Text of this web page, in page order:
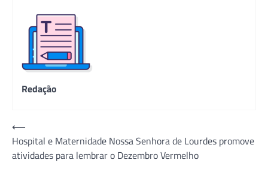
Redação
Navegação
de
Post
⟵
Hospital e Maternidade Nossa Senhora de Lourdes promove
atividades para lembrar o Dezembro Vermelho